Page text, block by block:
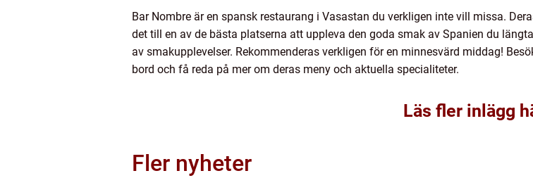
Bar Nombre är en spansk restaurang i Vasastan du verkligen inte vill missa.
det till en av de bästa platserna att uppleva den goda smak av Spanien du
av smakupplevelser. Rekommenderas verkligen för en minnesvärd middag!
bord och få reda på mer om deras meny och aktuella specialiteter.
Läs fler inlägg
Fler nyheter